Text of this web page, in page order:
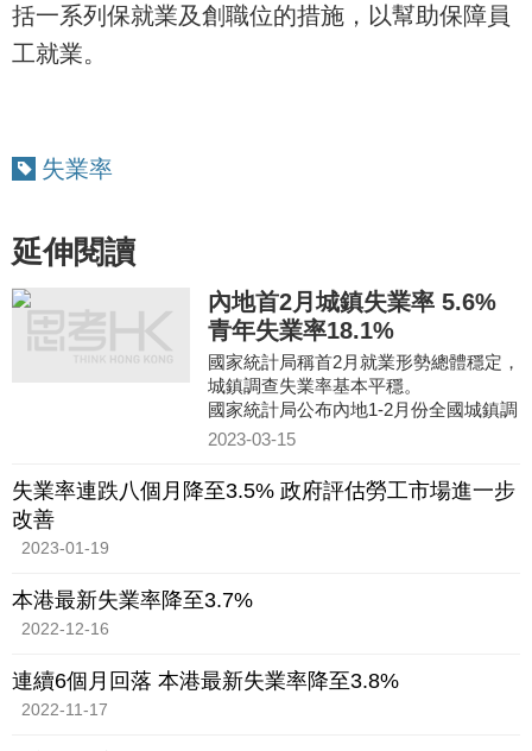
括一系列保就業及創職位的措施，以幫助保障員
工就業。
失業率
延伸閱讀
內地首2月城鎮失業率 5.6%
青年失業率18.1%
國家統計局稱首2月就業形勢總體穩定，
城鎮調查失業率基本平穩。
國家統計局公布內地1-2月份全國城鎮調
查失業率平均值為5.6%。本地戶籍勞動
2023-03-15
失業率連跌八個月降至3.5% 政府評估勞工市場進一步
改善
2023-01-19
本港最新失業率降至3.7%
2022-12-16
連續6個月回落 本港最新失業率降至3.8%
2022-11-17